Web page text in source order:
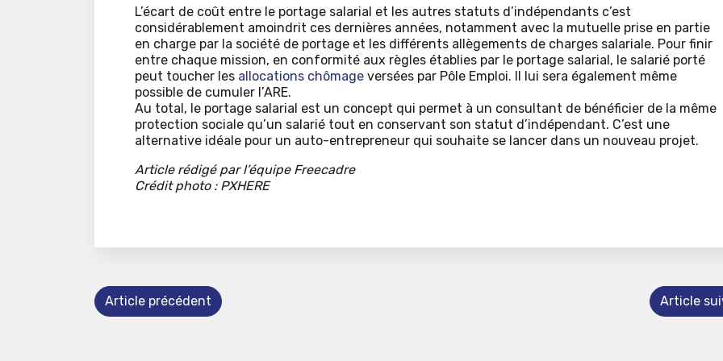
L’écart de coût entre le portage salarial et les autres statuts d’indépendants c’est
considérablement amoindrit ces dernières années, notamment avec la mutuelle prise en partie
en charge par la société de portage et les différents allègements de charges salariale. Pour finir
entre chaque mission, en conformité aux règles établies par le portage salarial, le salarié porté
peut toucher les allocations chômage versées par Pôle Emploi. Il lui sera également même
possible de cumuler l’ARE.
Au total, le portage salarial est un concept qui permet à un consultant de bénéficier de la même
protection sociale qu’un salarié tout en conservant son statut d’indépendant. C’est une
alternative idéale pour un auto-entrepreneur qui souhaite se lancer dans un nouveau projet.
Article rédigé par l’équipe Freecadre
Crédit photo : PXHERE
Article précédent Article